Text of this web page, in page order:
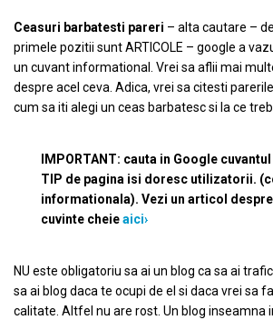
Ceasuri barbatesti pareri – alta cautare –
primele pozitii sunt ARTICOLE – google a
un cuvant informational. Vrei sa aflii mai
despre acel ceva. Adica, vrei sa citesti
cum sa iti alegi un ceas barbatesc si la ce
IMPORTANT: cauta in Google
TIP de pagina isi doresc utilizatorii.
informationala). Vezi un articol
cuvinte cheieaici›
NU este obligatoriu sa ai un blog ca sa ai
sa ai blog daca te ocupi de el si daca vrei sa
calitate. Altfel nu are rost. Un blog inseamna